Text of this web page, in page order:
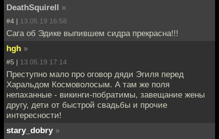
DeathSquirell »
#4 | 13.05.19 16:58
Сага об Эдике выпившем сидра прекрасна!!!
hgh »
#5 | 13.05.19 17:14
Преступно мало про оговор дяди Эгиля перед
Харальдом Космоволосым. А там же поля
непаханные - викинги-побратимы, завещание жены
другу, дети от быстрой свадьбы и прочие
интересности!
stary_dobry »